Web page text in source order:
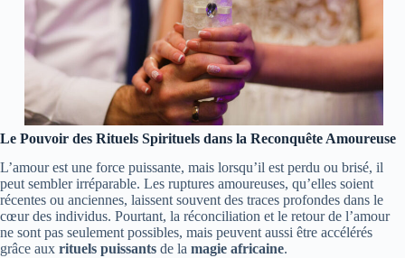
Le Pouvoir des Rituels Spirituels dans la Reconquête Amoureuse
L’amour est une force puissante, mais lorsqu’il est perdu ou brisé, il
peut sembler irréparable. Les ruptures amoureuses, qu’elles soient
récentes ou anciennes, laissent souvent des traces profondes dans le
cœur des individus. Pourtant, la réconciliation et le retour de l’amour
ne sont pas seulement possibles, mais peuvent aussi être accélérés
grâce aux rituels puissants de la magie africaine.